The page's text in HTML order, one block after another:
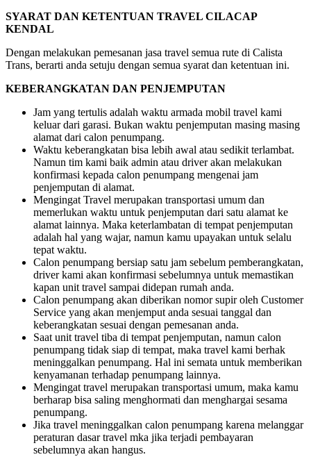
SYARAT DAN KETENTUAN TRAVEL CILACAP
KENDAL
Dengan melakukan pemesanan jasa travel semua rute di Calista
Trans, berarti anda setuju dengan semua syarat dan ketentuan ini.
KEBERANGKATAN DAN PENJEMPUTAN
Jam yang tertulis adalah waktu armada mobil travel kami
keluar dari garasi. Bukan waktu penjemputan masing masing
alamat dari calon penumpang.
Waktu keberangkatan bisa lebih awal atau sedikit terlambat.
Namun tim kami baik admin atau driver akan melakukan
konfirmasi kepada calon penumpang mengenai jam
penjemputan di alamat.
Mengingat Travel merupakan transportasi umum dan
memerlukan waktu untuk penjemputan dari satu alamat ke
alamat lainnya. Maka keterlambatan di tempat penjemputan
adalah hal yang wajar, namun kamu upayakan untuk selalu
tepat waktu.
Calon penumpang bersiap satu jam sebelum pemberangkatan,
driver kami akan konfirmasi sebelumnya untuk memastikan
kapan unit travel sampai didepan rumah anda.
Calon penumpang akan diberikan nomor supir oleh Customer
Service yang akan menjemput anda sesuai tanggal dan
keberangkatan sesuai dengan pemesanan anda.
Saat unit travel tiba di tempat penjemputan, namun calon
penumpang tidak siap di tempat, maka travel kami berhak
meninggalkan penumpang. Hal ini semata untuk memberikan
kenyamanan terhadap penumpang lainnya.
Mengingat travel merupakan transportasi umum, maka kamu
berharap bisa saling menghormati dan menghargai sesama
penumpang.
Jika travel meninggalkan calon penumpang karena melanggar
peraturan dasar travel mka jika terjadi pembayaran
sebelumnya akan hangus.